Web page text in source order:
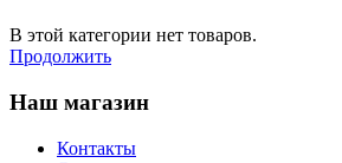
В этой категории нет товаров.
Продолжить
Наш магазин
Контакты